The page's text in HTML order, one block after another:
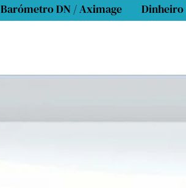
Barómetro DN / Aximage Dinheiro